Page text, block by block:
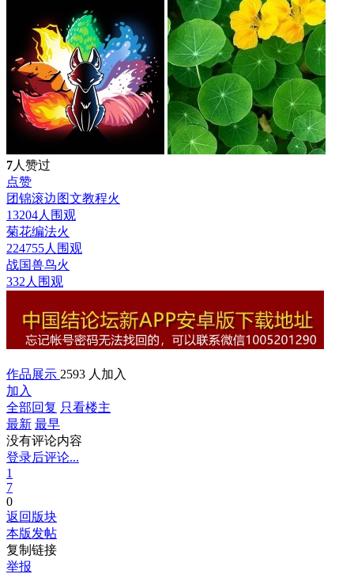
7人赞过
点赞
团锦滚边图文教程火
13204人围观
菊花编法火
224755人围观
战国兽鸟火
332人围观
作品展示 2593 人加入
加入
全部回复 只看楼主
最新 最早
没有评论内容
登录后评论...
1
7
0
返回版块
本版发帖
复制链接
举报